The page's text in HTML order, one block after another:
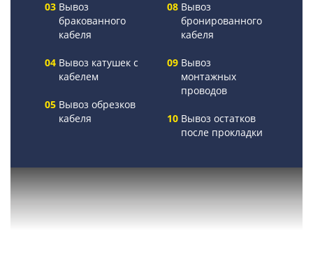
Вывоз
бракованного
кабеля
Вывоз катушек с
кабелем
Вывоз обрезков
кабеля
Вывоз
бронированного
кабеля
Вывоз
монтажных
проводов
Вывоз остатков
после прокладки